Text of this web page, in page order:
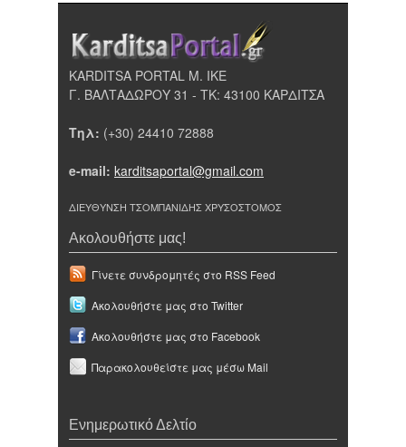
KARDITSA PORTAL Μ. ΙΚΕ
Γ. ΒΑΛΤΑΔΩΡΟΥ 31 - ΤΚ: 43100 ΚΑΡΔΙΤΣΑ
Τηλ: (+30) 24410 72888
e-mail: karditsaportal@gmail.com
ΔΙΕΥΘΥΝΣΗ ΤΣΟΜΠΑΝΙΔΗΣ ΧΡΥΣΟΣΤΟΜΟΣ
Ακολουθήστε μας!
Γίνετε συνδρομητές στο RSS Feed
Ακολουθήστε μας στο Twitter
Ακολουθήστε μας στο Facebook
Παρακολουθείστε μας μέσω Mail
Ενημερωτικό Δελτίο